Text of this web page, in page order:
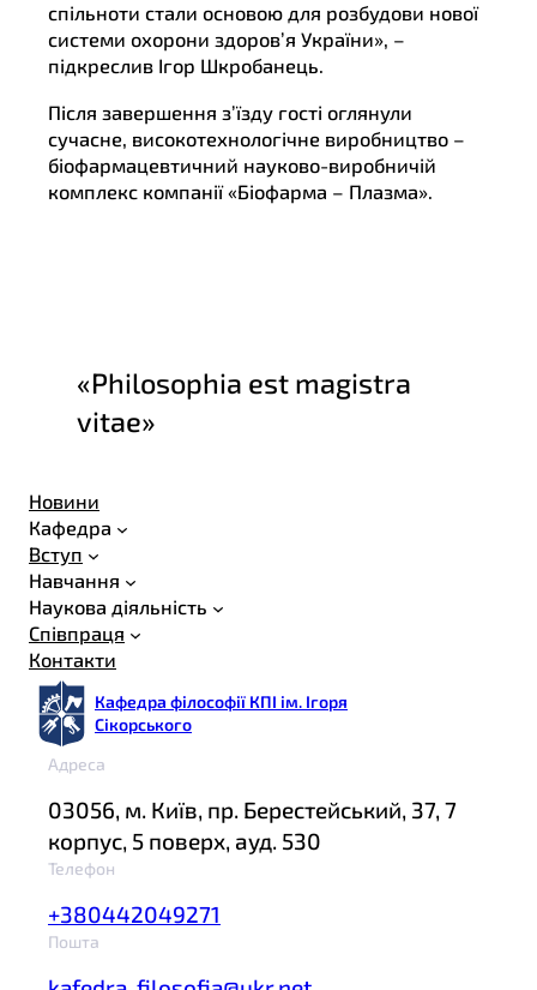
спільноти стали основою для розбудови нової
системи охорони здоров’я України», –
підкреслив Ігор Шкробанець.
Після завершення з’їзду гості оглянули
сучасне, високотехнологічне виробництво –
біофармацевтичний науково-виробничій
комплекс компанії «Біофарма – Плазма».
«Philosophia est magistra
vitae»
Новини
Кафедра
Вступ
Навчання
Наукова діяльність
Співпраця
Контакти
Кафедра філософії КПІ ім. Ігоря
Сікорського
Адреса
03056, м. Київ, пр. Берестейський, 37, 7
корпус, 5 поверх, ауд. 530
Телефон
+380442049271
Пошта